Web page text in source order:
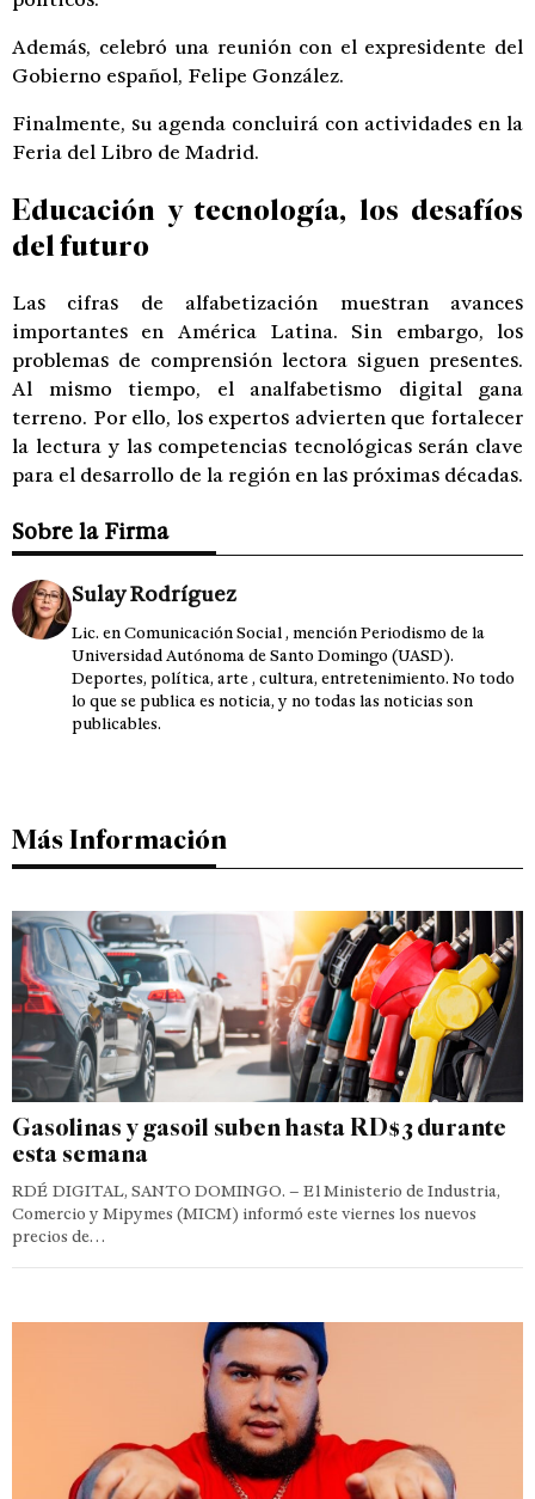
Además, celebró una reunión con el expresidente del
Gobierno español, Felipe González.
Finalmente, su agenda concluirá con actividades en la
Feria del Libro de Madrid.
Educación y tecnología, los desafíos
del futuro
Las cifras de alfabetización muestran avances
importantes en América Latina. Sin embargo, los
problemas de comprensión lectora siguen presentes.
Al mismo tiempo, el analfabetismo digital gana
terreno. Por ello, los expertos advierten que fortalecer
la lectura y las competencias tecnológicas serán clave
para el desarrollo de la región en las próximas décadas.
Sobre la Firma
Sulay Rodríguez
Lic. en Comunicación Social , mención Periodismo de la
Universidad Autónoma de Santo Domingo (UASD).
Deportes, política, arte , cultura, entretenimiento. No todo
lo que se publica es noticia, y no todas las noticias son
publicables.
Más Información
Gasolinas y gasoil suben hasta RD$3 durante
esta semana
RDÉ DIGITAL, SANTO DOMINGO. – El Ministerio de Industria,
Comercio y Mipymes (MICM) informó este viernes los nuevos
precios de…